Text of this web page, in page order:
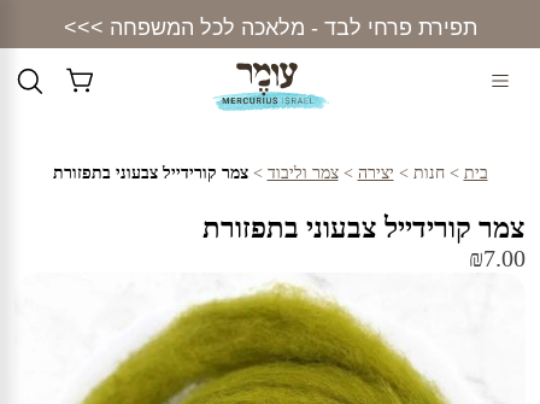
content
תפירת פרחי לבד - מלאכה לכל המשפחה >>>
בית >חנות > יצירה >צמר וליבוד >צמר קורידייל צבעוני בתפזורת
צמר קורידייל צבעוני בתפזורת
₪7.00